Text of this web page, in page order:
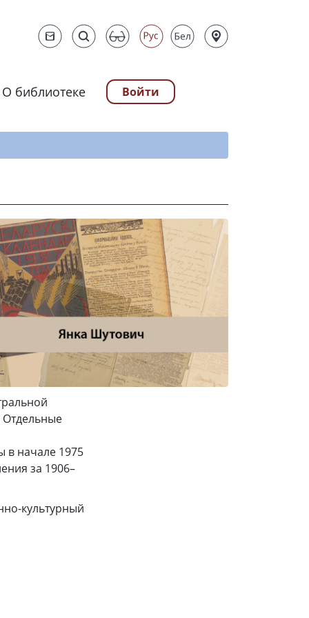
О библиотеке Войти
Отдельные
в начале 1975
за 1906–
культурный